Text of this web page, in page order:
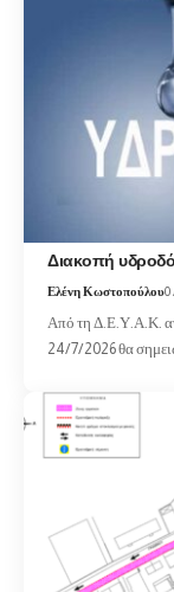
Διακοπή
Ελένη Κωστοπούλου0
Από τη Δ.Ε.Υ.Α.Κ.
24/7/2026 θα